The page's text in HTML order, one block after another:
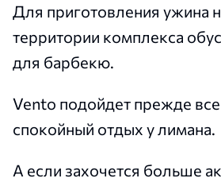
Для приготовления ужина
территории комплекса
для барбекю.
Vento подойдет прежде
спокойный отдых у лимана.
А если захочется больше